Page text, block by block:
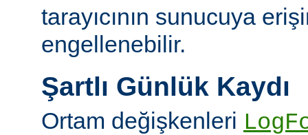
tarayıcının sunucuya
engellenebilir.
Şartlı Günlük Kaydı
Ortam değişkenleri